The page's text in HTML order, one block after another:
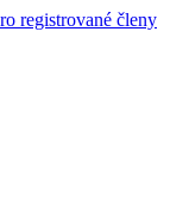
registrované členy